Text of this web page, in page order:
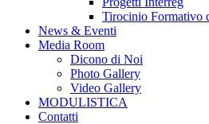
Tirocinio Formativo
News & Eventi
Media Room
Dicono di Noi
Photo Gallery
Video Gallery
MODULISTICA
Contatti